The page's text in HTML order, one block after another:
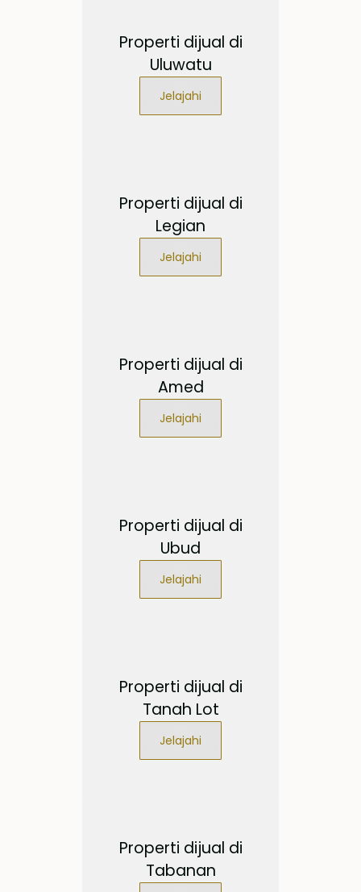
Properti dijual di
Uluwatu
Jelajahi
Properti dijual di
Legian
Jelajahi
Properti dijual di
Amed
Jelajahi
Properti dijual di
Ubud
Jelajahi
Properti dijual di
Tanah Lot
Jelajahi
Properti dijual di
Tabanan